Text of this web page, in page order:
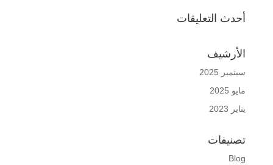
أحدث التعليقات
الأرشيف
سبتمبر 2025
مايو 2025
يناير 2023
تصنيفات
Blog